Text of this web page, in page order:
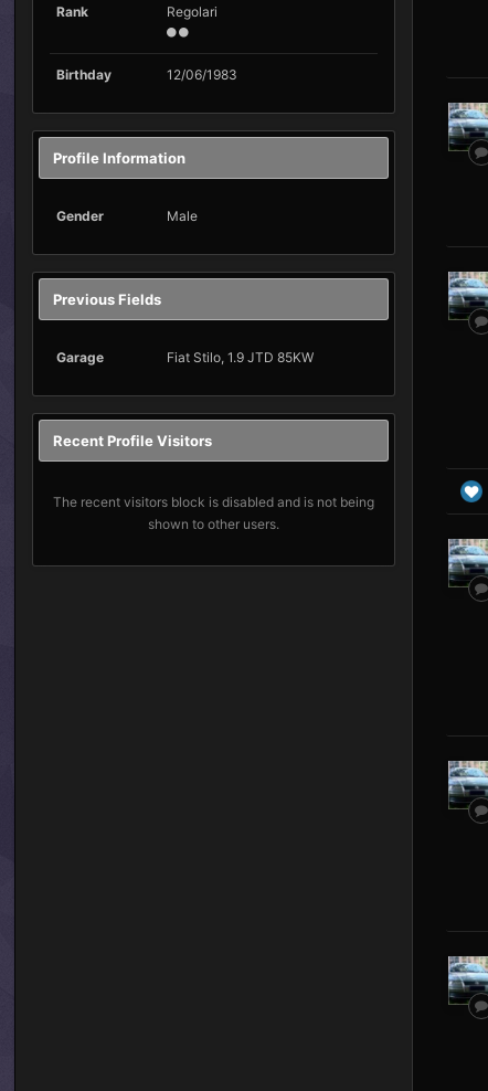
Rank Regolari
Birthday 12/06/1983
Profile Information
Gender Male
Previous Fields
Garage Fiat Stilo, 1.9 JTD 85KW
Recent Profile Visitors
The recent visitors block is disabled and is not being
shown to other users.